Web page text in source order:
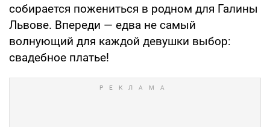
собирается пожениться в родном для Галины
Львове. Впереди — едва не самый
волнующий для каждой девушки выбор:
свадебное платье!